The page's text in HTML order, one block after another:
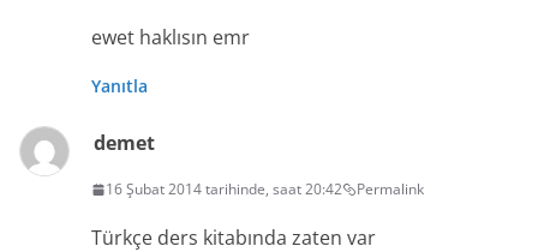
ewet haklısın emr
Yanıtla
demet
16 Şubat 2014 tarihinde, saat 20:42 Permalink
Türkçe ders kitabında zaten var